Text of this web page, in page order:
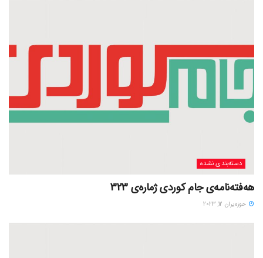
دسته‌بندی نشده
هەفتەنامەی جام کوردی ژمارەی 323
حوزه‌یران 12, 2023